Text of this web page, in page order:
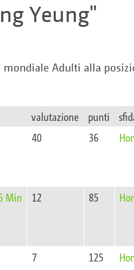
Yeung
Adulti alla
valutazione punti
40 36
Min 12 85
7 125